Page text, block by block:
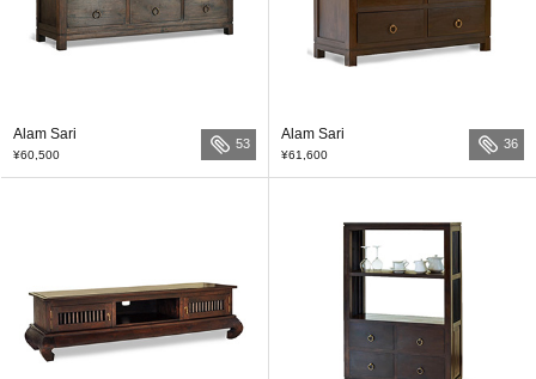
Alam Sari
¥60,500
53
Alam Sari
¥61,600
36